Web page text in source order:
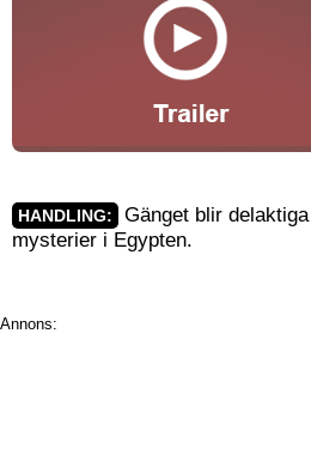
HANDLING:
Gänget blir
mysterier i Egypten.
Annons: